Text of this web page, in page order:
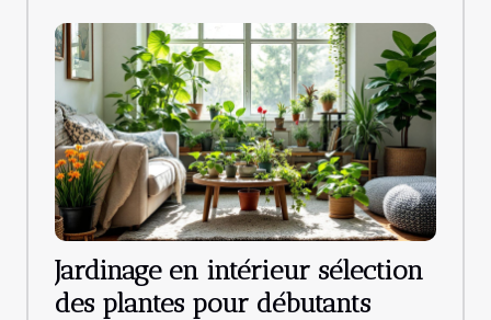
Jardinage en intérieur sélection
des plantes pour débutants